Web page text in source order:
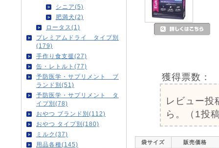
シニア(5)
肥満犬(2)
ロータス(1)
プレミアムドライ タイプ別
(179)
手作り食支援(27)
缶・レトルト(77)
予防医学・サプリメント ブ
ランド別(51)
予防医学・サプリメント タ
イプ別(78)
おやつ ブランド別(112)
おやつ タイプ別(180)
ミルク(37)
用品各種(145)
獲得票数：
レビュー投
ら。（1投
袋サイズ 販売価格